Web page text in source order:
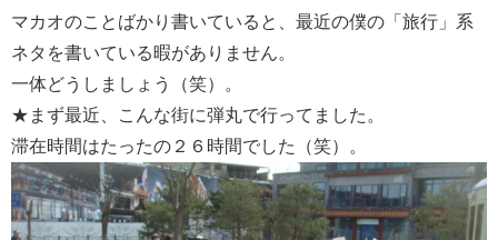
マカオのことばかり書いていると、最近の僕の「旅行」系
ネタを書いている暇がありません。
一体どうしましょう（笑）。
★まず最近、こんな街に弾丸で行ってました。
滞在時間はたったの２６時間でした（笑）。